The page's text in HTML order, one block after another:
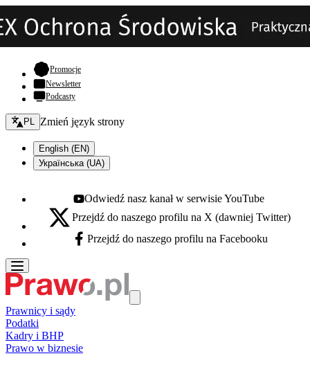
Promocje- otwiera się w nowej karcie
Newsletter
Podcasty
Zmień język - bieżący:
PL Zmień język strony
English (EN)
Українська (UA)
Youtube - otwiera się w nowej karcie
Odwiedź nasz kanał w serwisie YouTube
X - otwiera się w nowej karcie
Przejdź do naszego profilu na X (dawniej Twitter)
Facebook - otwiera się w nowej karcie
Przejdź do naszego profilu na Facebooku
Prawnicy i sądy
Podatki
Kadry i BHP
Prawo w biznesie